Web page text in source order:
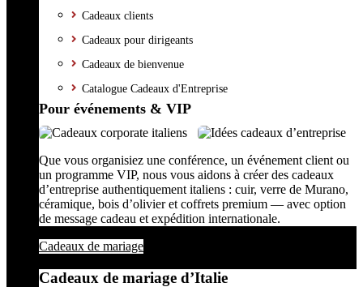
Cadeaux clients
Cadeaux pour dirigeants
Cadeaux de bienvenue
Catalogue Cadeaux d'Entreprise
Pour événements & VIP
Que vous organisiez une conférence, un événement client ou
un programme VIP, nous vous aidons à créer des cadeaux
d’entreprise authentiquement italiens : cuir, verre de Murano,
céramique, bois d’olivier et coffrets premium — avec option
de message cadeau et expédition internationale.
Cadeaux de mariage
Cadeaux de mariage d’Italie